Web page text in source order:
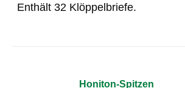
Enthält 32 Klöppelbriefe.
Honiton-Spitzen